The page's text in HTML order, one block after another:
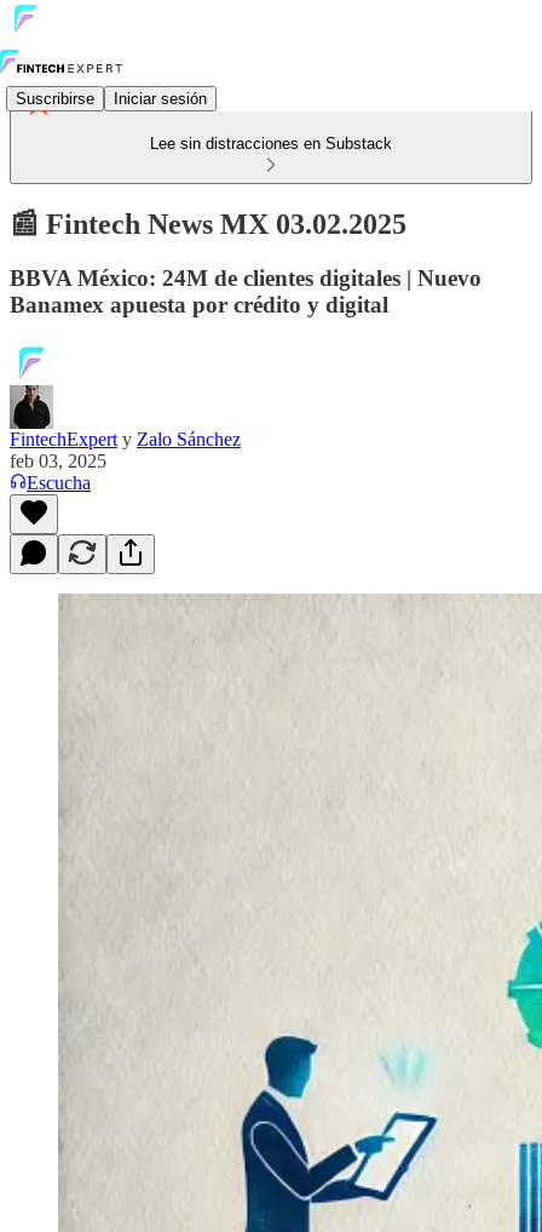
Suscribirse Iniciar sesión
Lee sin distracciones en Substack
📰 Fintech News MX 03.02.2025
BBVA México: 24M de clientes digitales | Nuevo
Banamex apuesta por crédito y digital
FintechExpert y Zalo Sánchez
feb 03, 2025
Escucha